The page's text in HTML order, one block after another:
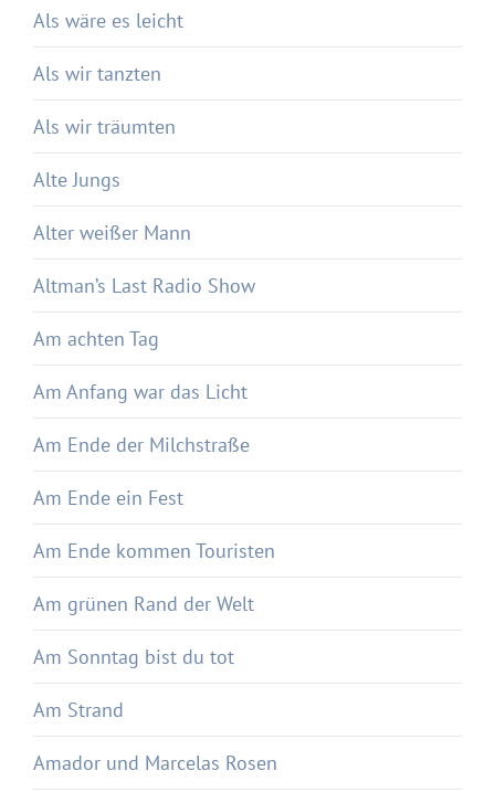
Als wäre es leicht
Als wir tanzten
Als wir träumten
Alte Jungs
Alter weißer Mann
Altman’s Last Radio Show
Am achten Tag
Am Anfang war das Licht
Am Ende der Milchstraße
Am Ende ein Fest
Am Ende kommen Touristen
Am grünen Rand der Welt
Am Sonntag bist du tot
Am Strand
Amador und Marcelas Rosen